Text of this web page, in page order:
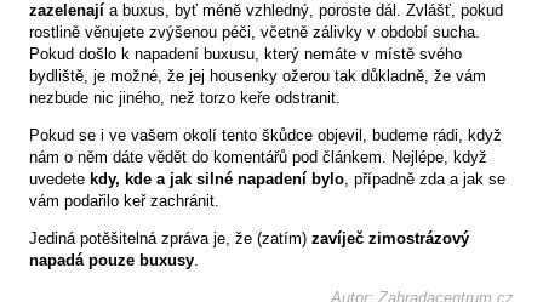
zazelenají a buxus, byť méně vzhledný, poroste dál. Zvlášť, pokud
rostlině věnujete zvýšenou péči, včetně zálivky v období sucha.
Pokud došlo k napadení buxusu, který nemáte v místě svého
bydliště, je možné, že jej housenky ožerou tak důkladně, že vám
nezbude nic jiného, než torzo keře odstranit.
Pokud se i ve vašem okolí tento škůdce objevil, budeme rádi, když
nám o něm dáte vědět do komentářů pod článkem. Nejlépe, když
uvedete kdy, kde a jak silné napadení bylo, případně zda a jak se
vám podařilo keř zachránit.
Jediná potěšitelná zpráva je, že (zatím) zavíječ zimostrázový
napadá pouze buxusy.
Autor: Zahradacentrum.cz